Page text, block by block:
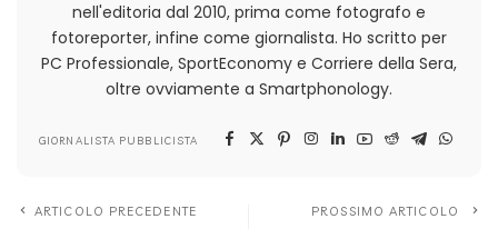
nell'editoria dal 2010, prima come fotografo e
fotoreporter, infine come giornalista. Ho scritto per
PC Professionale, SportEconomy e Corriere della Sera,
oltre ovviamente a Smartphonology.
GIORNALISTA PUBBLICISTA
ARTICOLO PRECEDENTE PROSSIMO ARTICOLO